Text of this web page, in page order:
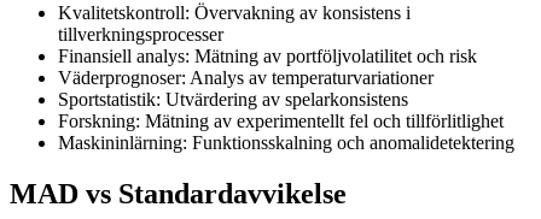
Kvalitetskontroll: Övervakning av konsistens i
tillverkningsprocesser
Finansiell analys: Mätning av portföljvolatilitet och risk
Väderprognoser: Analys av temperaturvariationer
Sportstatistik: Utvärdering av spelarkonsistens
Forskning: Mätning av experimentellt fel och tillförlitlighet
Maskininlärning: Funktionsskalning och anomalidetektering
MAD vs Standardavvikelse